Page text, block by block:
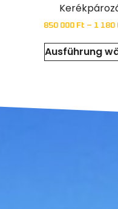
850 000 Ft – 1 180
Ausführung